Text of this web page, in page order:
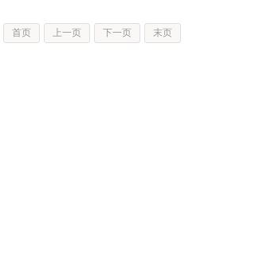
末页
下一页
上一页
首页